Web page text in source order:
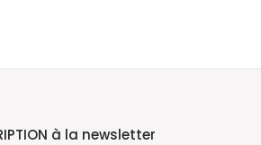
à la newsletter